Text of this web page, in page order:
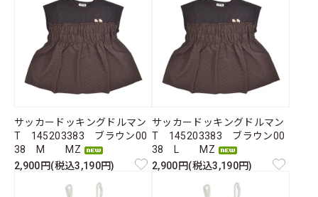
サッカードッキングドルマン
T 145203383 ブラウン00
38 M MZ
2,900円(税込3,190円)
サッカードッキングドルマン
T 145203383 ブラウン00
38 L MZ
2,900円(税込3,190円)